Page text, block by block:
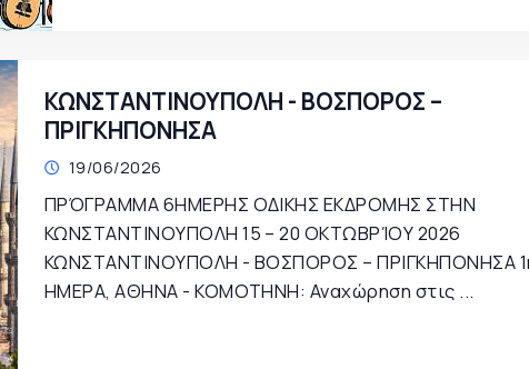
ΚΩΝΣΤΑΝΤΙΝΟΥΠΟΛΗ - ΒΟΣΠΟΡΟΣ –
ΠΡΙΓΚΗΠΟΝΗΣΑ
19/06/2026
ΠΡΌΓΡΑΜΜΑ 6ΗΜΕΡΗΣ ΟΔΙΚΗΣ ΕΚΔΡΟΜΗΣ ΣΤΗΝ
ΚΩΝΣΤΑΝΤΙΝΟΥΠΟΛΗ 15 – 20 ΟΚΤΩΒΡΊΟΥ 2026
ΚΩΝΣΤΑΝΤΙΝΟΥΠΟΛΗ - ΒΟΣΠΟΡΟΣ – ΠΡΙΓΚΗΠΟΝΗΣΑ
ΗΜΕΡΑ, ΑΘΗΝΑ - ΚΟΜΟΤΗΝΗ: Αναχώρηση στις ...